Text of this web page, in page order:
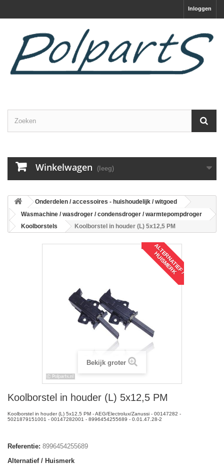
Inloggen
Winkelwagen (leeg)
Onderdelen / accessoires - huishoudelijk / witgoed
Wasmachine / wasdroger / condensdroger / warmtepompdroger
Koolborstels
Koolborstel in houder (L) 5x12,5 PM
A
L
T
E
R
N
A
T
I
E
F
/
H
U
I
S
M
E
R
K
Bekijk groter
Koolborstel in houder (L) 5x12,5 PM
Koolborstel in houder (L) 5x12,5 PM - AEG/Electrolux/Zanussi - 00147282 -
5021879151001 - 00147282001 - 8996454255689 - 0.01.47.28-2
Referentie: 8996454255689
Alternatief / Huismerk